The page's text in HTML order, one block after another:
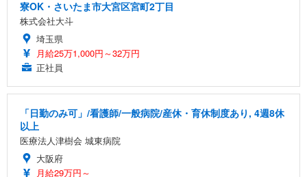
寮OK・さいたま市大宮区宮町2丁目
株式会社大斗
埼玉県
月給25万1,000円～32万円
正社員
「日勤のみ可」/看護師/一般病院/産休・育休制度あり, 4週8休
以上
医療法人津樹会 城東病院
大阪府
月給29万円～